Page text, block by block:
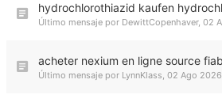
hydrochlorothiazid kaufen
Último mensaje por DewittCopenhaver, 02
acheter nexium en ligne source
Último mensaje por LynnKlass, 02 Ago